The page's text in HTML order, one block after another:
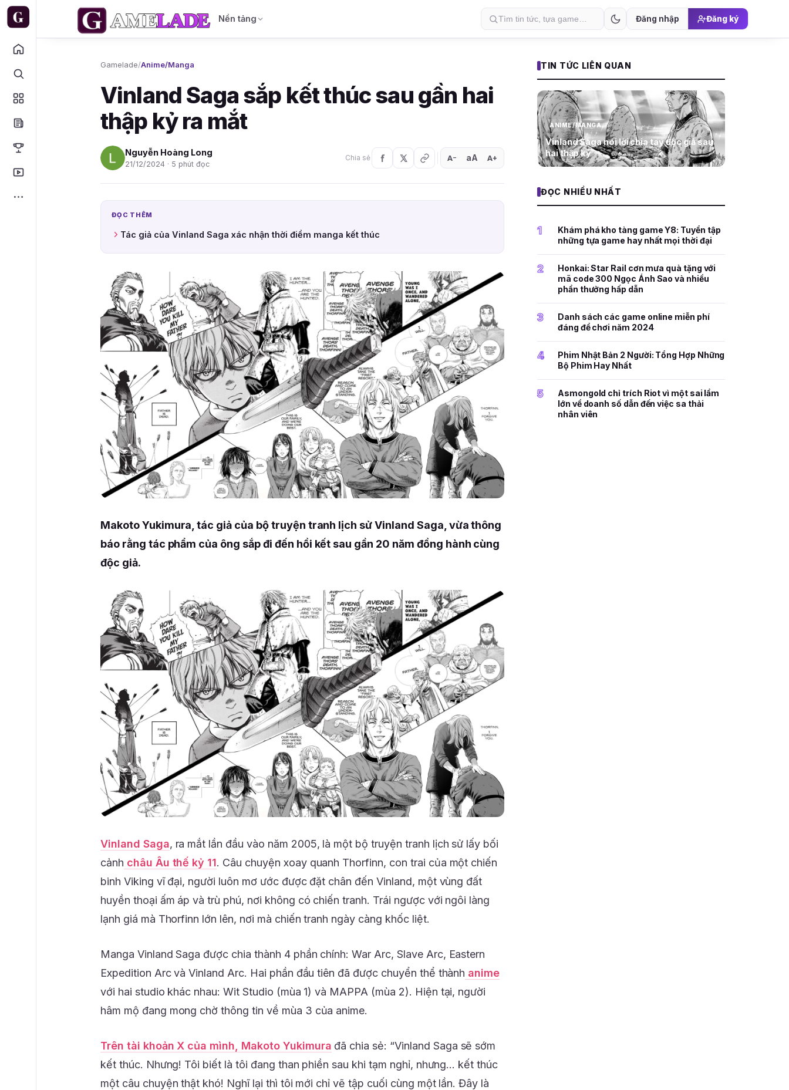
Nền tảng Đăng nhập Đăng ký
Gamelade/Anime/Manga
Vinland Saga sắp kết thúc sau gần hai
thập kỷ ra mắt
Nguyễn Hoàng Long
21/12/2024 · 5 phút đọc
Chia sẻ A− aA A+
ĐỌC THÊM
Tác giả của Vinland Saga xác nhận thời điểm manga kết thúc
Makoto Yukimura, tác giả của bộ truyện tranh lịch sử Vinland Saga, vừa thông
báo rằng tác phẩm của ông sắp đi đến hồi kết sau gần 20 năm đồng hành cùng
độc giả.
Vinland Saga, ra mắt lần đầu vào năm 2005, là một bộ truyện tranh lịch sử lấy bối
cảnh châu Âu thế kỷ 11. Câu chuyện xoay quanh Thorfinn, con trai của một chiến
binh Viking vĩ đại, người luôn mơ ước được đặt chân đến Vinland, một vùng đất
huyền thoại ấm áp và trù phú, nơi không có chiến tranh. Trái ngược với ngôi làng
lạnh giá mà Thorfinn lớn lên, nơi mà chiến tranh ngày càng khốc liệt.
Manga Vinland Saga được chia thành 4 phần chính: War Arc, Slave Arc, Eastern
Expedition Arc và Vinland Arc. Hai phần đầu tiên đã được chuyển thể thành anime
với hai studio khác nhau: Wit Studio (mùa 1) và MAPPA (mùa 2). Hiện tại, người
hâm mộ đang mong chờ thông tin về mùa 3 của anime.
Trên tài khoản X của mình, Makoto Yukimura đã chia sẻ: “Vinland Saga sẽ sớm
kết thúc. Nhưng! Tôi biết là tôi đang than phiền sau khi tạm nghỉ, nhưng… kết thúc
một câu chuyện thật khó! Nghĩ lại thì tôi mới chỉ vẽ tập cuối cùng một lần. Đây là
TIN TỨC LIÊN QUAN
ANIME/MANGA
Vinland Saga nói lời chia tay độc giả sau
hai thập kỷ
ĐỌC NHIỀU NHẤT
1
Khám phá kho tàng game Y8: Tuyển tập
những tựa game hay nhất mọi thời đại
2
Honkai: Star Rail cơn mưa quà tặng với
mã code 300 Ngọc Ánh Sao và nhiều
phần thưởng hấp dẫn
3
Danh sách các game online miễn phí
đáng để chơi năm 2024
4
Phim Nhật Bản 2 Người: Tổng Hợp Những
Bộ Phim Hay Nhất
5
Asmongold chỉ trích Riot vì một sai lầm
lớn về doanh số dẫn đến việc sa thải
nhân viên